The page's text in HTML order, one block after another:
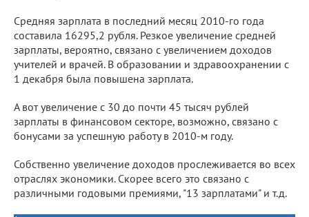
Средняя зарплата в последний месяц 2010-го года
составила 16295,2 рубля. Резкое увеличение средней
зарплаты, вероятно, связано с увеличением доходов
учителей и врачей. В образовании и здравоохранении с
1 декабря была повышена зарплата.
А вот увеличение с 30 до почти 45 тысяч рублей
зарплаты в финансовом секторе, возможно, связано с
бонусами за успешную работу в 2010-м году.
Собственно увеличение доходов прослеживается во всех
отраслях экономики. Скорее всего это связано с
различными годовыми премиями, "13 зарплатами" и т.д.